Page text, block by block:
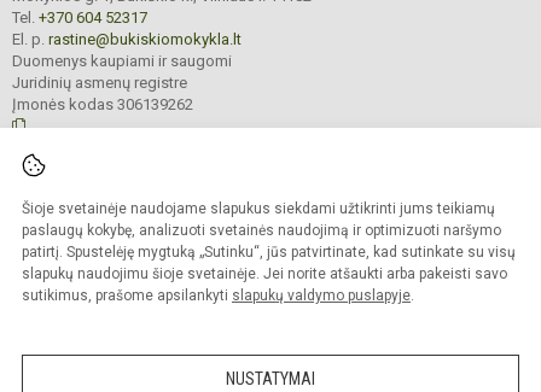
Šioje svetainėje naudojame slapukus siekdami užtikrinti jums teikiamų
paslaugų kokybę, analizuoti svetainės naudojimą ir optimizuoti naršymo
patirtį. Spustelėję mygtuką „Sutinku“, jūs patvirtinate, kad sutinkate su visų
slapukų naudojimu šioje svetainėje. Jei norite atšaukti arba pakeisti savo
sutikimus, prašome apsilankyti slapukų valdymo puslapyje.
NUSTATYMAI
Tel. +370 604 52317
El. p. rastine@bukiskiomokykla.lt
Duomenys kaupiami ir saugomi
Juridinių asmenų registre
Įmonės kodas 306139262
Kopijuoti turinį be raštiško Bukiškio pagrindinės mokyklos administracijos
sutikimo griežtai draudžiama.
Prieinamumo paraiška Slapukų valdymas
Sumanus būdas atnaujinti